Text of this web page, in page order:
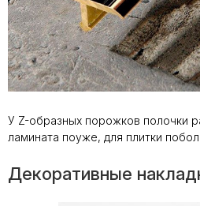
У Z-образных порожков полочки
ламината поуже, для плитки
Декоративные